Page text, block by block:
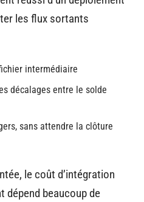
les flux sortants
intermédiaire
décalages entre le solde
sans attendre la clôture
le coût d’intégration
dépend beaucoup de